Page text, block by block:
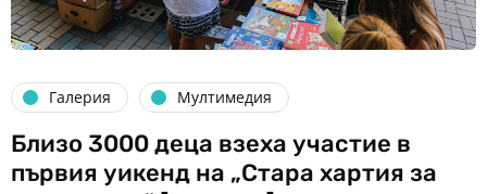
Галерия Мултимедия
Близо 3000 деца взеха участие в
първия уикенд на „Стара хартия за